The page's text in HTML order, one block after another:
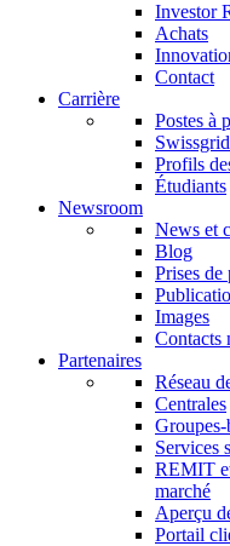
Investor
Achats
Contact
Carrière
Postes à
Profils
Étudiants
Newsroom
News et
Blog
Prises de
Images
Contacts
Partenaires
Réseau
Centrales
Services
REMIT
marché
Aperçu
Portail